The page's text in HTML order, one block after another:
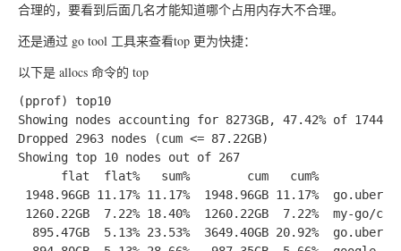
合理的，要看到后面几名才能知道哪个占用内存大不合理。
还是通过 go tool 工具来查看top 更为快捷：
以下是 allocs 命令的 top
(pprof) top10
Showing nodes accounting for 8273GB, 47.42% of
Dropped 2963 nodes (cum <= 87.22GB)
Showing top 10 nodes out of 267
      flat  flat%   sum%        cum   cum%
1948.96GB 11.17% 11.17%  1948.96GB 11.17%
1260.22GB  7.22% 18.40%  1260.22GB  7.22%  my-go/
895.47GB  5.13% 23.53%  3649.40GB 20.92%